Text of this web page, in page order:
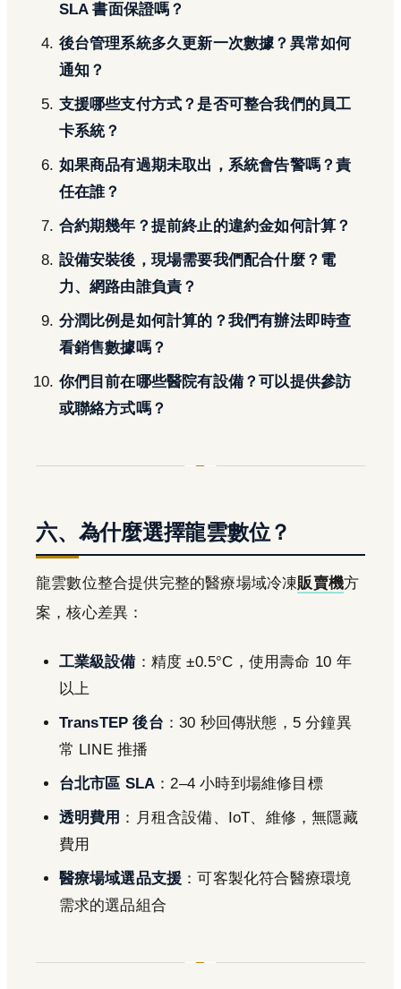
SLA 書面保證嗎？
後台管理系統多久更新一次數據？異常如何
通知？
支援哪些支付方式？是否可整合我們的員工
卡系統？
如果商品有過期未取出，系統會告警嗎？責
任在誰？
合約期幾年？提前終止的違約金如何計算？
設備安裝後，現場需要我們配合什麼？電
力、網路由誰負責？
分潤比例是如何計算的？我們有辦法即時查
看銷售數據嗎？
你們目前在哪些醫院有設備？可以提供參訪
或聯絡方式嗎？
六、為什麼選擇龍雲數位？
龍雲數位整合提供完整的醫療場域冷凍販賣機方
案，核心差異：
工業級設備：精度 ±0.5°C，使用壽命 10 年
以上
TransTEP 後台 ：30 秒回傳狀態，5 分鐘異
常 LINE 推播
台北市區 SLA ：2–4 小時到場維修目標
透明費用 ：月租含設備、IoT、維修，無隱藏
費用
醫療場域選品支援 ：可客製化符合醫療環境
需求的選品組合